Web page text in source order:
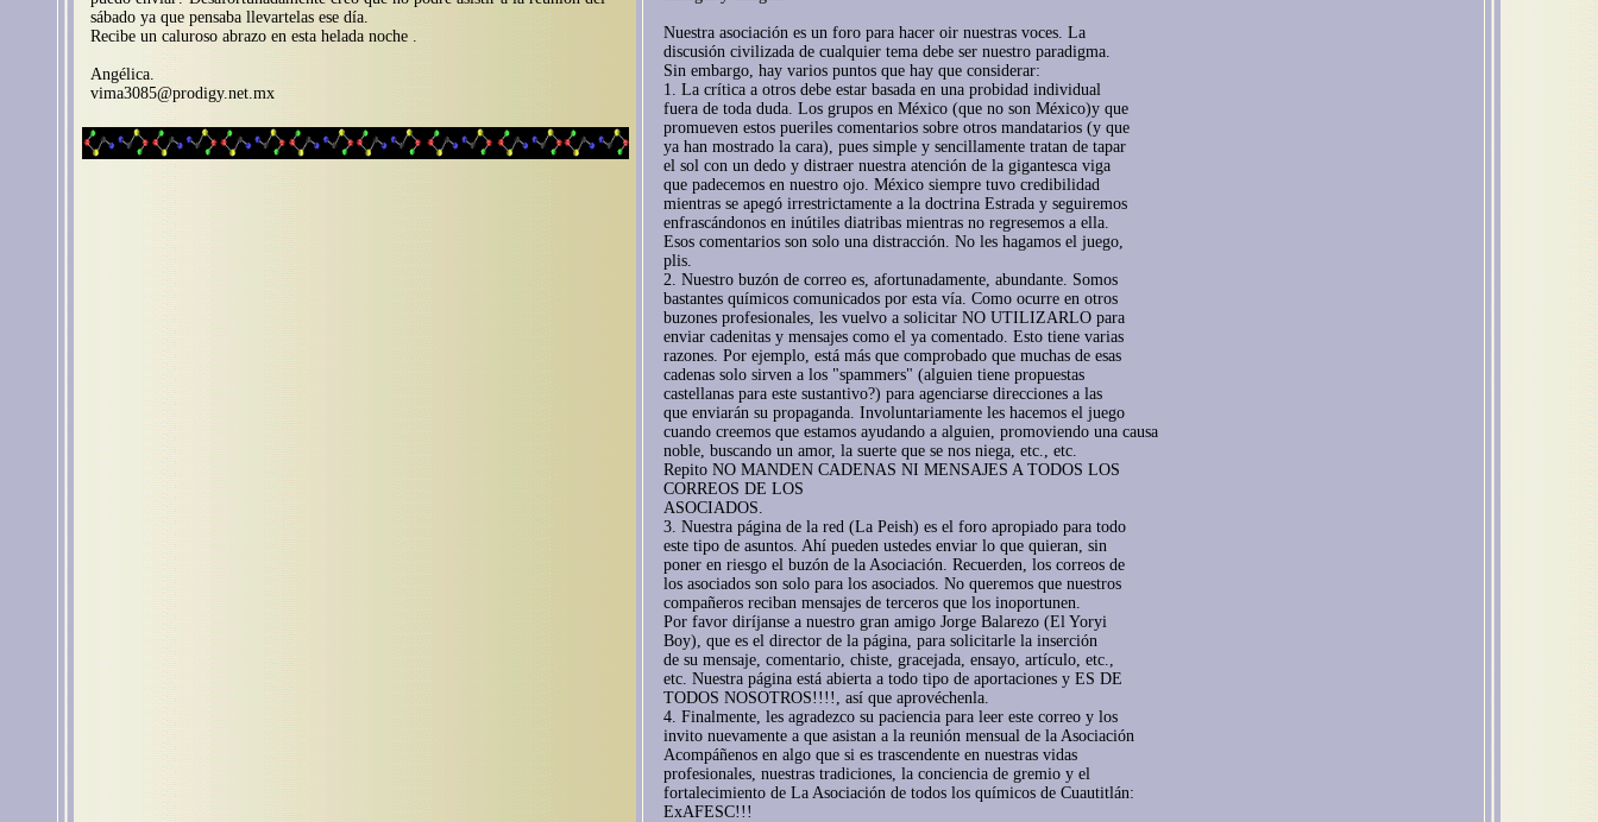
Nuestra asociación es un foro para hacer oir nuestras voces. La
discusión civilizada de cualquier tema debe ser nuestro paradigma.
Sin embargo, hay varios puntos que hay que considerar:
1. La crítica a otros debe estar basada en una probidad individual
fuera de toda duda. Los grupos en México (que no son México)y que
promueven estos pueriles comentarios sobre otros mandatarios (y que
ya han mostrado la cara), pues simple y sencillamente tratan de tapar
el sol con un dedo y distraer nuestra atención de la gigantesca viga
que padecemos en nuestro ojo. México siempre tuvo credibilidad
mientras se apegó irrestrictamente a la doctrina Estrada y seguiremos
enfrascándonos en inútiles diatribas mientras no regresemos a ella.
Esos comentarios son solo una distracción. No les hagamos el juego,
plis.
2. Nuestro buzón de correo es, afortunadamente, abundante. Somos
bastantes químicos comunicados por esta vía. Como ocurre en otros
buzones profesionales, les vuelvo a solicitar NO UTILIZARLO para
enviar cadenitas y mensajes como el ya comentado. Esto tiene varias
razones. Por ejemplo, está más que comprobado que muchas de esas
cadenas solo sirven a los "spammers" (alguien tiene propuestas
castellanas para este sustantivo?) para agenciarse direcciones a las
que enviarán su propaganda. Involuntariamente les hacemos el juego
cuando creemos que estamos ayudando a alguien, promoviendo una causa
noble, buscando un amor, la suerte que se nos niega, etc., etc.
Repito NO MANDEN CADENAS NI MENSAJES A TODOS LOS
CORREOS DE LOS
ASOCIADOS.
3. Nuestra página de la red (La Peish) es el foro apropiado para todo
este tipo de asuntos. Ahí pueden ustedes enviar lo que quieran, sin
poner en riesgo el buzón de la Asociación. Recuerden, los correos de
los asociados son solo para los asociados. No queremos que nuestros
compañeros reciban mensajes de terceros que los inoportunen.
Por favor diríjanse a nuestro gran amigo Jorge Balarezo (El Yoryi
Boy), que es el director de la página, para solicitarle la inserción
de su mensaje, comentario, chiste, gracejada, ensayo, artículo, etc.,
etc. Nuestra página está abierta a todo tipo de aportaciones y ES DE
TODOS NOSOTROS!!!!, así que aprovéchenla.
4. Finalmente, les agradezco su paciencia para leer este correo y los
invito nuevamente a que asistan a la reunión mensual de la Asociación
Acompáñenos en algo que si es trascendente en nuestras vidas
profesionales, nuestras tradiciones, la conciencia de gremio y el
fortalecimiento de La Asociación de todos los químicos de Cuautitlán:
ExAFESC!!!
sábado ya que pensaba llevartelas ese día.
Recibe un caluroso abrazo en esta helada noche .
Angélica.
vima3085@prodigy.net.mx